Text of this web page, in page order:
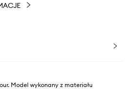
Model wykonany z materiału